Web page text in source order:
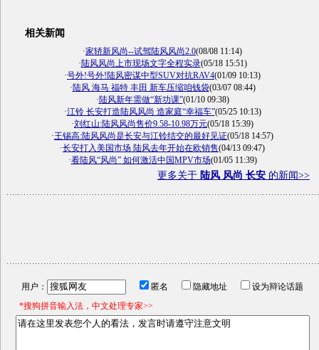
相关新闻
·家轿新风尚--试驾陆风风尚2.0(08/08 11:14)
·陆风风尚上市现场文字全程实录(05/18 15:51)
·号外!号外!陆风密谋中型SUV对抗RAV4(01/09 10:13)
·陆风 海马 福特 丰田 新车压缩咱钱袋(03/07 08:44)
·陆风新年需做“新功课”(01/10 09:38)
·江铃 长安打造陆风风尚 造家庭“幸福车”(05/25 10:13)
·刘红山:陆风风尚售价9.58-10.98万元(05/18 15:39)
·王锡高:陆风风尚是长安与江铃结交的最好见证(05/18 14:57)
·长安打入美国市场 陆风去年开始在欧销售(04/13 09:47)
·看陆风“风尚” 如何激活中国MPV市场(01/05 11:39)
更多关于 陆风 风尚 长安 的新闻>>
用户： 匿名 隐藏地址
设为辩论话题
*搜狗拼音输入法，中文处理专家>>